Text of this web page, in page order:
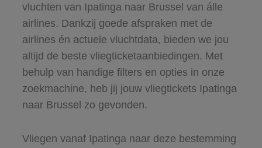
vluchten van Ipatinga naar Brussel van álle
airlines. Dankzij goede afspraken met de
airlines én actuele vluchtdata, bieden we jou
altijd de beste vliegticketaanbiedingen. Met
behulp van handige filters en opties in onze
zoekmachine, heb jij jouw vliegtickets Ipatinga
naar Brussel zo gevonden.
Vliegen vanaf Ipatinga naar deze bestemming